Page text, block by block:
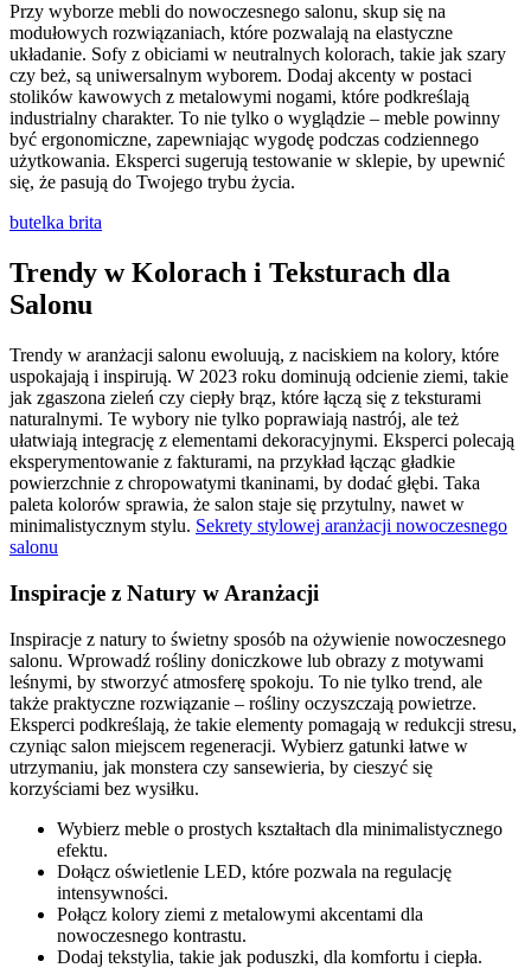
Przy wyborze mebli do nowoczesnego salonu, skup się na
modułowych rozwiązaniach, które pozwalają na elastyczne
układanie. Sofy z obiciami w neutralnych kolorach, takie jak szary
czy beż, są uniwersalnym wyborem. Dodaj akcenty w postaci
stolików kawowych z metalowymi nogami, które podkreślają
industrialny charakter. To nie tylko o wyglądzie – meble powinny
być ergonomiczne, zapewniając wygodę podczas codziennego
użytkowania. Eksperci sugerują testowanie w sklepie, by upewnić
się, że pasują do Twojego trybu życia.
butelka brita
Trendy w Kolorach i Teksturach dla
Salonu
Trendy w aranżacji salonu ewoluują, z naciskiem na kolory, które
uspokajają i inspirują. W 2023 roku dominują odcienie ziemi, takie
jak zgaszona zieleń czy ciepły brąz, które łączą się z teksturami
naturalnymi. Te wybory nie tylko poprawiają nastrój, ale też
ułatwiają integrację z elementami dekoracyjnymi. Eksperci polecają
eksperymentowanie z fakturami, na przykład łącząc gładkie
powierzchnie z chropowatymi tkaninami, by dodać głębi. Taka
paleta kolorów sprawia, że salon staje się przytulny, nawet w
minimalistycznym stylu. Sekrety stylowej aranżacji nowoczesnego
salonu
Inspiracje z Natury w Aranżacji
Inspiracje z natury to świetny sposób na ożywienie nowoczesnego
salonu. Wprowadź rośliny doniczkowe lub obrazy z motywami
leśnymi, by stworzyć atmosferę spokoju. To nie tylko trend, ale
także praktyczne rozwiązanie – rośliny oczyszczają powietrze.
Eksperci podkreślają, że takie elementy pomagają w redukcji stresu,
czyniąc salon miejscem regeneracji. Wybierz gatunki łatwe w
utrzymaniu, jak monstera czy sansewieria, by cieszyć się
korzyściami bez wysiłku.
Wybierz meble o prostych kształtach dla minimalistycznego
efektu.
Dołącz oświetlenie LED, które pozwala na regulację
intensywności.
Połącz kolory ziemi z metalowymi akcentami dla
nowoczesnego kontrastu.
Dodaj tekstylia, takie jak poduszki, dla komfortu i ciepła.